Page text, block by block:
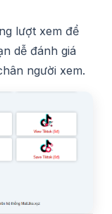
lượt xem để
dễ đánh giá
người xem.